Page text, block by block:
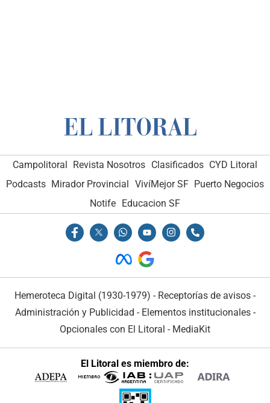
Campolitoral Revista Nosotros Clasificados CYD Litoral
Podcasts Mirador Provincial VivíMejor SF Puerto Negocios
Notife Educacion SF
Hemeroteca Digital (1930-1979) - Receptorías de avisos -
Administración y Publicidad - Elementos institucionales-
Opcionales con El Litoral - MediaKit
El Litoral es miembro de: